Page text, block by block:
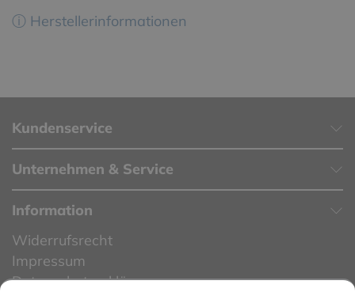
ⓘ Herstellerinformationen
Kundenservice
Unternehmen & Service
Information
Widerrufsrecht
Impressum
Datenschutzerklärung